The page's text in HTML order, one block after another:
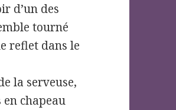
d’un des
tourné
reflet dans le
la serveuse,
en chapeau